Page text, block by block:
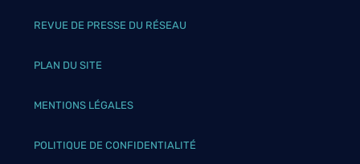
REVUE DE PRESSE DU RÉSEAU
PLAN DU SITE
MENTIONS LÉGALES
POLITIQUE DE CONFIDENTIALITÉ